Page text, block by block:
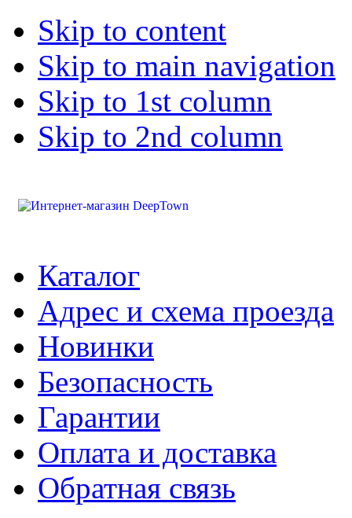
Skip to content
Skip to main navigation
Skip to 1st column
Skip to 2nd column
Каталог
Адрес и схема проезда
Новинки
Безопасность
Гарантии
Оплата и доставка
Обратная связь